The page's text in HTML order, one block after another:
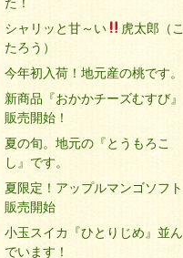
シャリッと甘～い
虎太郎（こ
たろう）
今年初入荷！地元産の桃です。
新商品『おかかチーズむすび』
販売開始！
夏の旬。地元の『とうもろこ
し』です。
夏限定！アップルマンゴソフト
販売開始
小玉スイカ『ひとりじめ』並ん
でいます！